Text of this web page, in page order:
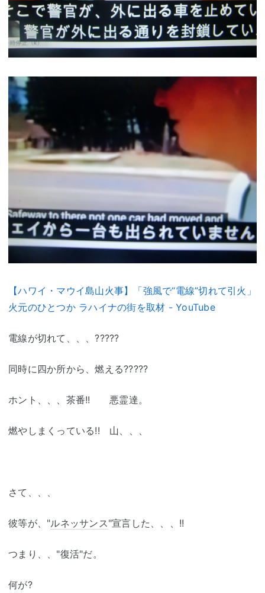
【ハワイ・マウイ島山火事】「強風で“電線”切れて引火」
火元のひとつか ラハイナの街を取材 - YouTube
電線が切れて、、、?????
同時に四か所から、燃える?????
ホント、、、茶番!! 悪霊達。
燃やしまくっている!! 山、、、
さて、、、
彼等が、"ルネッサンス "宣言した、、、!!
つまり、、"復活"だ。
何が?